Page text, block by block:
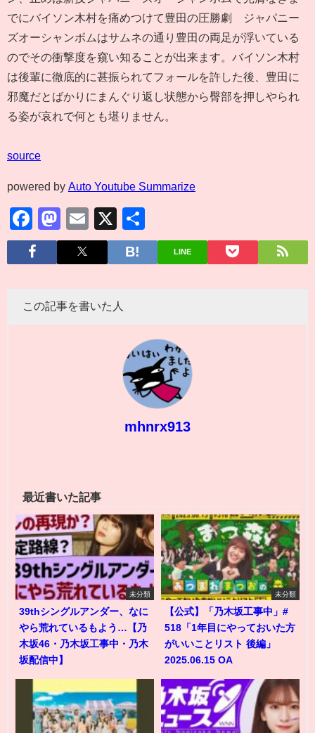
でにバイソン木村を痛めつけて豊田の圧勝劇 ジャパニー
ズオーシャンボムはサムネの通り豊田の両足が浮いている
のでその衝撃度を窺い知ることが出来ます。バイソン木村
は後輩に徹底的に甚振られてフォールを許した後、豊田に
邪魔だとばかりにまんぐり返し状態から臀部を押しやられ
る姿が哀れで何とも堪りません。
source
powered by Auto Youtube Summarize
Facebook
Mastodon
Email
X
有
LINE
この記事を書いた人
mhnrx913
最近書いた記事
未分類
39thシングルアンダー、なに
やら荒れているもよう…【乃
木坂46・乃木坂工事中・乃木
坂配信中】
未分類
【公式】「乃木坂工事中」#
518「1年目にやっておいた方
がいいことリスト 後編」
2025.06.15 OA